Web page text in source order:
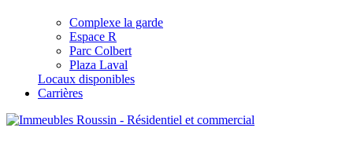
Complexe la garde
Espace R
Parc Colbert
Plaza Laval
Locaux disponibles
Carrières